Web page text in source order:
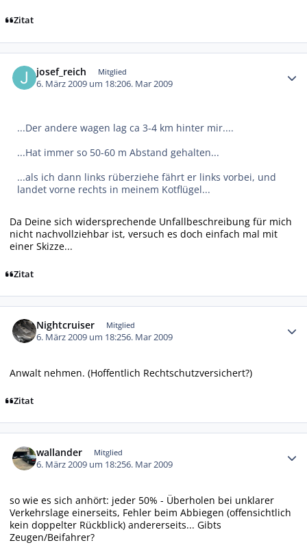
Zitat
josef_reich Mitglied
6. März 2009 um 18:206. Mar 2009
...Der andere wagen lag ca 3-4 km hinter mir....
...Hat immer so 50-60 m Abstand gehalten...
...als ich dann links rüberziehe fährt er links vorbei, und
landet vorne rechts in meinem Kotflügel...
Da Deine sich widersprechende Unfallbeschreibung für mich
nicht nachvollziehbar ist, versuch es doch einfach mal mit
einer Skizze...
Zitat
Nightcruiser Mitglied
6. März 2009 um 18:256. Mar 2009
Anwalt nehmen. (Hoffentlich Rechtschutzversichert?)
Zitat
wallander Mitglied
6. März 2009 um 18:256. Mar 2009
so wie es sich anhört: jeder 50% - Überholen bei unklarer
Verkehrslage einerseits, Fehler beim Abbiegen (offensichtlich
kein doppelter Rückblick) andererseits... Gibts
Zeugen/Beifahrer?